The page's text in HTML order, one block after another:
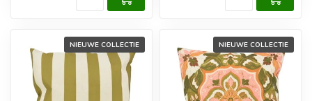
NIEUWE COLLECTIE NIEUWE COLLECTIE